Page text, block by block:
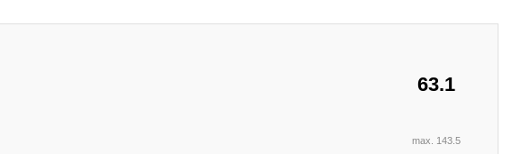
63.1
max. 143.5